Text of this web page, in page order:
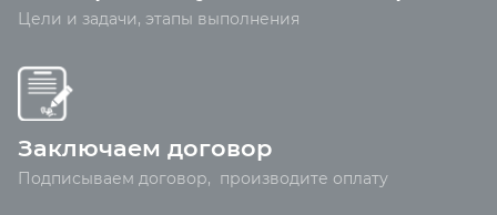
Цели и задачи, этапы выполнения
Заключаем договор
Подписываем договор, производите оплату